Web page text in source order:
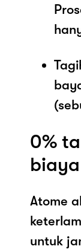
0%
Atome
untuk